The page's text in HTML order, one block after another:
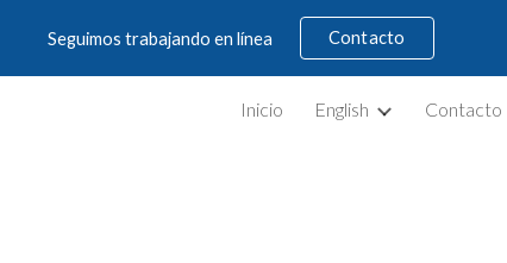
main content Skip to
Seguimos trabajando en línea Contacto
Inicio English Contacto